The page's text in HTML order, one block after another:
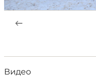
Видео